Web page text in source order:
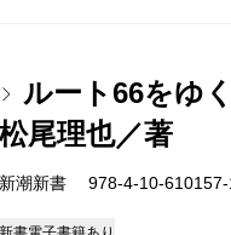
ルート66をゆ
松尾理也／著
新潮新書 978-4-10-